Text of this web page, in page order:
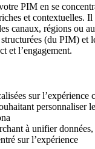
PIM en se
et contextuelles. Il
canaux, régions ou
structurées (du PIM)
et l’engagement.
sur
personnaliser
à unifier
sur l’expérience